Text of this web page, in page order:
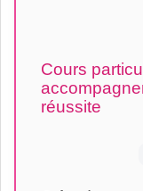
Cours
réussite